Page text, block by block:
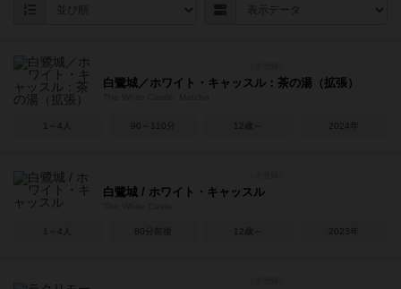
白鷺城／ホワイト・キャッスル：茶の湯（拡張）
1～4人 90～110分 12歳～ 2024年
白鷺城 / ホワイト・キャッスル
1～4人 80分前後 12歳～ 2023年